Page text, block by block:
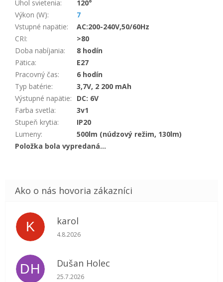
Uhol svietenia:
120°
Výkon (W):
7
Vstupné napätie:
AC:200-240V,50/60Hz
CRI:
>80
Doba nabíjania:
8 hodín
Pätica:
E27
Pracovný čas:
6 hodín
Typ batérie:
3,7V, 2 200 mAh
Výstupné napätie:
DC: 6V
Farba svetla:
3v1
Stupeň krytia:
IP20
Lumeny:
500lm (núdzový režim, 130lm)
Položka bola vypredaná…
K karol
Hodnotenie obchodu je 5 z 5 hviezdičiek.
4.8.2026
DH Dušan Holec
Hodnotenie obchodu je 5 z 5 hviezdičiek.
25.7.2026